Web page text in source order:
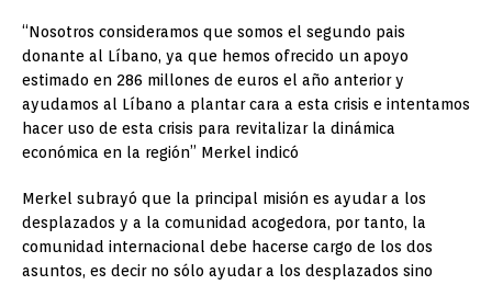
“Nosotros consideramos que somos el segundo pais
donante al Líbano, ya que hemos ofrecido un apoyo
estimado en 286 millones de euros el año anterior y
ayudamos al Líbano a plantar cara a esta crisis e intentamos
hacer uso de esta crisis para revitalizar la dinámica
económica en la región” Merkel indicó
Merkel subrayó que la principal misión es ayudar a los
desplazados y a la comunidad acogedora, por tanto, la
comunidad internacional debe hacerse cargo de los dos
asuntos, es decir no sólo ayudar a los desplazados sino